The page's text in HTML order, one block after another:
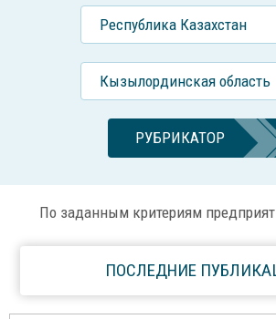
Республика Казахстан
Кызылординская область
РУБРИКАТОР
По заданным критериям
ПОСЛЕДНИЕ